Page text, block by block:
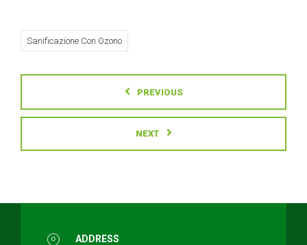
Sanificazione Con Ozono
PREVIOUS
NEXT
ADDRESS